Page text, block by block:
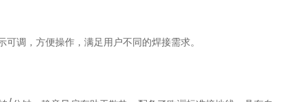
调，方便操作，满足用户不同的焊接需求。